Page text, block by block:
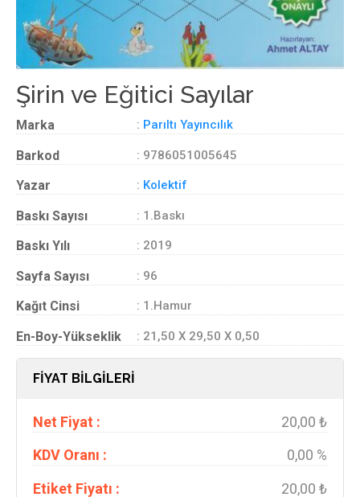
Şirin ve Eğitici Sayılar
Marka : Parıltı Yayıncılık
Barkod : 9786051005645
Yazar : Kolektif
Baskı Sayısı : 1.Baskı
Baskı Yılı : 2019
Sayfa Sayısı : 96
Kağıt Cinsi : 1.Hamur
En-Boy-Yükseklik : 21,50 X 29,50 X 0,50
FİYAT BİLGİLERİ
Net Fiyat :
20,00 ₺
KDV Oranı :
0,00 %
Etiket Fiyatı :
20,00 ₺